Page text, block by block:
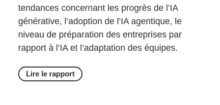
tendances concernant les progrès de l’IA
générative, l’adoption de l’IA agentique, le
niveau de préparation des entreprises par
rapport à l’IA et l’adaptation des équipes.
Lire le rapport